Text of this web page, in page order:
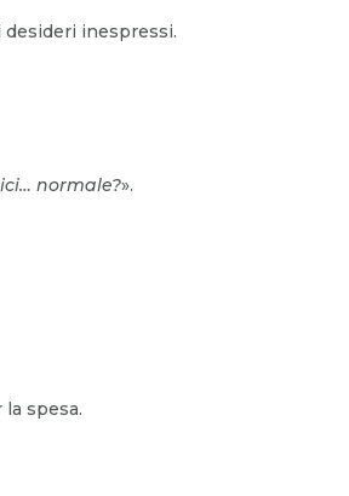
inespressi.
normale?».
spesa.